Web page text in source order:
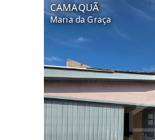
CAMAQUÃ
Maria da Graça